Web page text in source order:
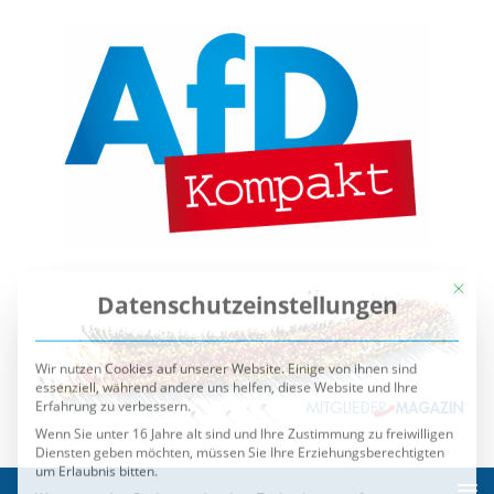
Datenschutzeinstellungen
Wir nutzen Cookies auf unserer Website. Einige von ihnen sind
essenziell, während andere uns helfen, diese Website und Ihre
Erfahrung zu verbessern.
Wenn Sie unter 16 Jahre alt sind und Ihre Zustimmung zu freiwilligen
Wir verwenden Cookies und andere Technologien auf unserer
Website. Einige von ihnen sind essenziell, während andere uns
helfen, diese Website und Ihre Erfahrung zu verbessern.
Personenbezogene Daten können verarbeitet werden (z. B. IP-
Adressen), z. B. für personalisierte Anzeigen und Inhalte oder
Anzeigen- und Inhaltsmessung. Weitere Informationen über die
Verwendung Ihrer Daten finden Sie in unserer
Sie können Ihre Auswahl jederzeit unter
Einstellungenwiderrufen oder anpassen.
Es folgt eine Liste der Service-Gruppen, für die eine
Essenziell